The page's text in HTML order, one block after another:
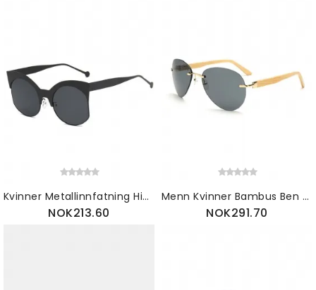
Kvinner Metallinnfatning High Definition Solbriller Utendørs Mote Anti-uv Øyebriller
NOK213.60
Menn Kvinner Bambus Ben Retro Solbriller Utendørs Spring Hinge Big Frame Goggle Eyeglasses
NOK291.70